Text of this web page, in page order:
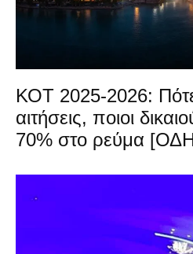
ΚΟΤ 2025-2026: Πότε
αιτήσεις, ποιοι
70% στο ρεύμα